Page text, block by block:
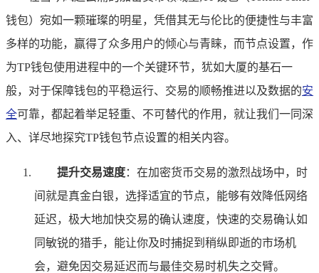
钱包）宛如一颗璀璨的明星，凭借其无与伦比的便捷性与丰富
多样的功能，赢得了众多用户的倾心与青睐，而节点设置，作
为TP钱包使用进程中的一个关键环节，犹如大厦的基石一
般，对于保障钱包的平稳运行、交易的顺畅推进以及数据的安
全可靠，都起着举足轻重、不可替代的作用，就让我们一同深
入、详尽地探究TP钱包节点设置的相关内容。
提升交易速度：在加密货币交易的激烈战场中，时
间就是真金白银，选择适宜的节点，能够有效降低网络
延迟，极大地加快交易的确认速度，快速的交易确认如
同敏锐的猎手，能让你及时捕捉到稍纵即逝的市场机
会，避免因交易延迟而与最佳交易时机失之交臂。